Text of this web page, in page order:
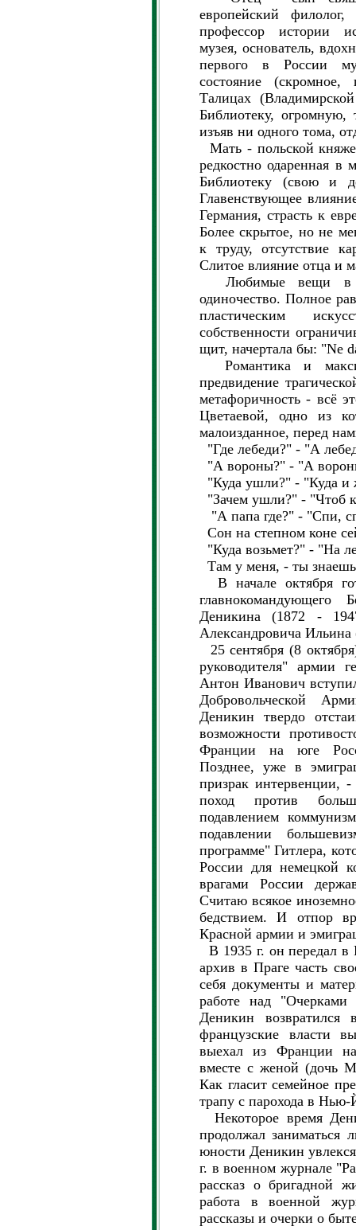
европейский филолог,
профессор истории
музея, основатель,
первого в России
состояние
Талицах
Библиотеку, огромную,
изъяв ни одного тома,
Мать - польской
редкостно одаренная
Библиотеку (свою и
Главенствующее
Германия, страсть к
Более скрытое, но не
к труду, отсутствие
Слитое влияние отца и
Любимые вещи в
одиночество. Полное
пластическим
собственности
щит, начертала бы: "Ne
Романтика и
предвидение
метафоричность - всё
Цветаевой, одно из
малоизданное, перед
"Где лебеди?" - "А
"А вороны?" - "А
"Куда ушли?" - "Куда и
"Зачем ушли?" - "Чтоб
"А папа где?" - "Спи,
Сон на степном коне
"Куда возьмет?" - "На
Там у меня, - ты
В начале октября
Деникина (1872 -
Александровича Ильина
25 сентября (8
руководителя" армии
Антон Иванович
Добровольческой
Деникин твердо
возможности
Франции на юге
Позднее, уже в
призрак интервенции,
поход против
подавлением
подавлении
программе" Гитлера,
России для немецкой
врагами России
Считаю всякое
бедствием. И отпор
Красной армии и
В 1935 г. он передал в
архив в Праге часть
себя документы и
работе над
Деникин
французские власти
выехал из Франции
вместе с женой (дочь
Как гласит семейное
трапу с парохода в
Некоторое время
продолжал заниматься
юности Деникин
г. в военном журнале
рассказ о бригадной
работа в военной
рассказы и очерки о